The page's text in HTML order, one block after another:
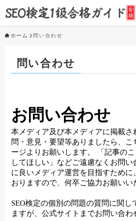
ホーム 問い合わせ
問い合わせ